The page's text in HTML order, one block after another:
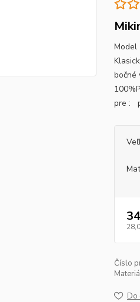
bočné
pre :
Číslo
Do